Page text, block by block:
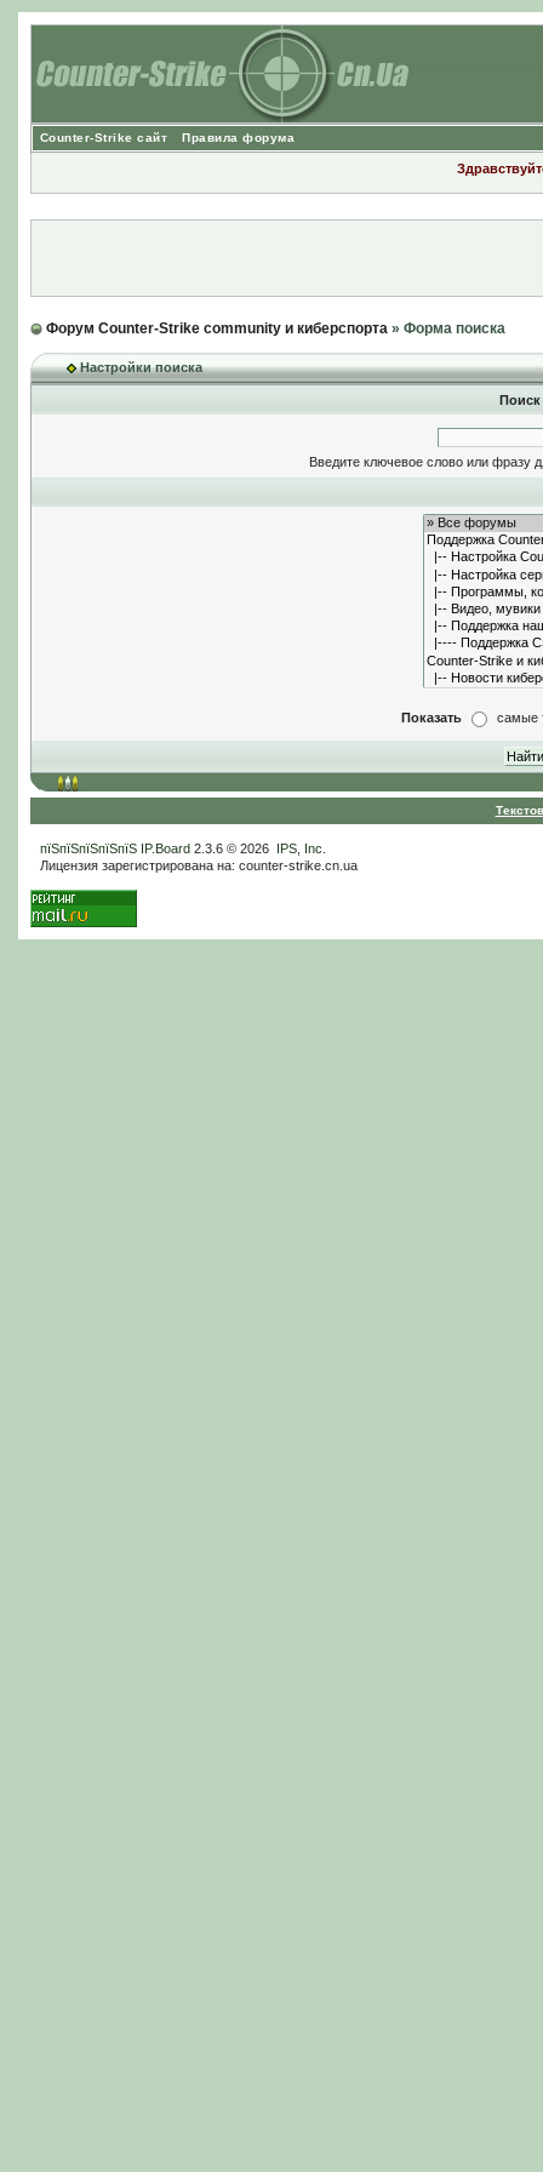
Counter-Strike сайт Правила форума
Форум Counter-Strike community и киберспорта» Форма поиска
Настройки поиска
Введите ключевое слово или фразу
Показать самые
пїЅпїЅпїЅпїЅпїЅ IP.Board2.3.6 © 2026 IPS, Inc
Лицензия зарегистрирована на: counter-strike.cn.ua